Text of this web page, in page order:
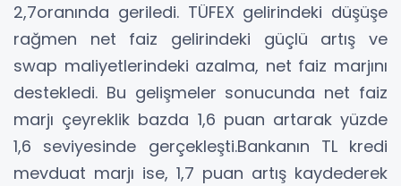
2,7oranında geriledi. TÜFEX gelirindeki düşüşe
rağmen net faiz gelirindeki güçlü artış ve
swap maliyetlerindeki azalma, net faiz marjını
destekledi. Bu gelişmeler sonucunda net faiz
marjı çeyreklik bazda 1,6 puan artarak yüzde
1,6 seviyesinde gerçekleşti.Bankanın TL kredi
mevduat marjı ise, 1,7 puan artış kaydederek